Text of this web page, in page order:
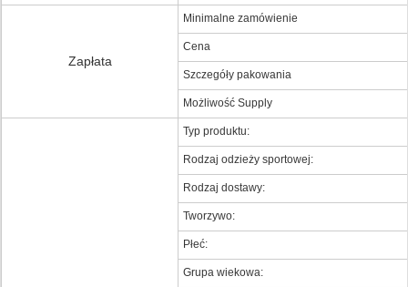
Zapłata
Minimalne zamówienie
Cena
Szczegóły pakowania
Możliwość Supply
Typ produktu:
Rodzaj odzieży sportowej:
Rodzaj dostawy:
Tworzywo:
Płeć:
Grupa wiekowa: